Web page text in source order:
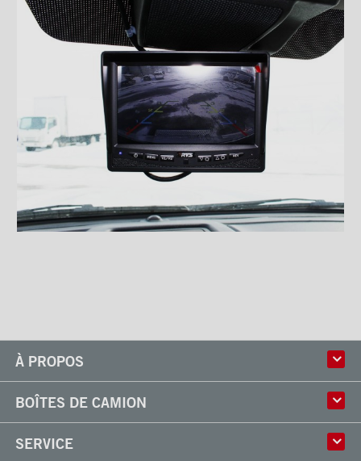
À PROPOS
Culture
Usine
Partenaire
BOÎTES DE CAMION
Classik
SERVICE